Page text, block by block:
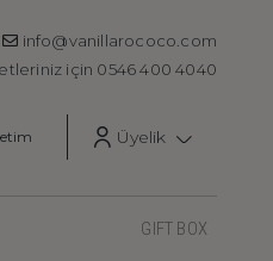
info@vanillarococo.com
için 0546 400 4040
Üyelik
GIFT BOX